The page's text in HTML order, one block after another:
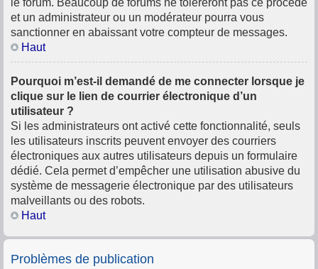
le forum. Beaucoup de forums ne toléreront pas ce procédé
et un administrateur ou un modérateur pourra vous
sanctionner en abaissant votre compteur de messages.
Haut
Pourquoi m’est-il demandé de me connecter lorsque je
clique sur le lien de courrier électronique d’un
utilisateur ?
Si les administrateurs ont activé cette fonctionnalité, seuls
les utilisateurs inscrits peuvent envoyer des courriers
électroniques aux autres utilisateurs depuis un formulaire
dédié. Cela permet d’empêcher une utilisation abusive du
système de messagerie électronique par des utilisateurs
malveillants ou des robots.
Haut
Problèmes de publication